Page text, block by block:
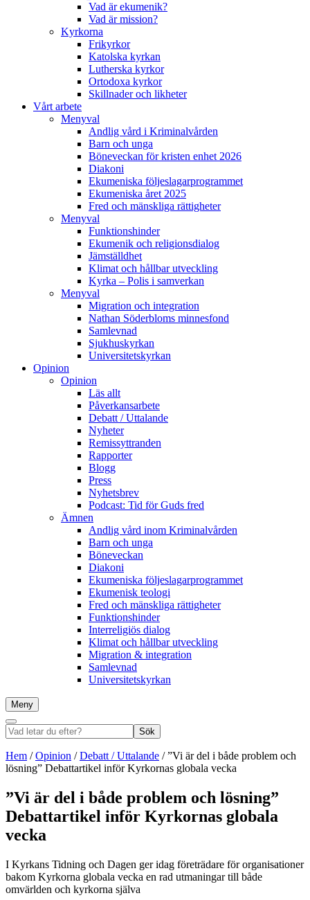
Vad är ekumenik?
Vad är mission?
Kyrkorna
Frikyrkor
Katolska kyrkan
Lutherska kyrkor
Ortodoxa kyrkor
Skillnader och likheter
Vårt arbete
Menyval
Andlig vård i Kriminalvården
Barn och unga
Böneveckan för kristen enhet 2026
Diakoni
Ekumeniska följeslagarprogrammet
Ekumeniska året 2025
Fred och mänskliga rättigheter
Menyval
Funktionshinder
Ekumenik och religionsdialog
Jämställdhet
Klimat och hållbar utveckling
Kyrka – Polis i samverkan
Menyval
Migration och integration
Nathan Söderbloms minnesfond
Samlevnad
Sjukhuskyrkan
Universitetskyrkan
Opinion
Opinion
Läs allt
Påverkansarbete
Debatt / Uttalande
Nyheter
Remissyttranden
Rapporter
Blogg
Press
Nyhetsbrev
Podcast: Tid för Guds fred
Ämnen
Andlig vård inom Kriminalvården
Barn och unga
Böneveckan
Diakoni
Ekumeniska följeslagarprogrammet
Ekumenisk teologi
Fred och mänskliga rättigheter
Funktionshinder
Interreligiös dialog
Klimat och hållbar utveckling
Migration & integration
Samlevnad
Universitetskyrkan
Meny
Sök
Vad
letar
du
efter?
Sök
Hem /Opinion /Debatt / Uttalande /”Vi är del i både problem och
lösning” Debattartikel inför Kyrkornas globala vecka
”Vi är del i både problem och lösning”
Debattartikel inför Kyrkornas globala
vecka
I Kyrkans Tidning och Dagen ger idag företrädare för organisationer
bakom Kyrkorna globala vecka en rad utmaningar till både
omvärlden och kyrkorna själva